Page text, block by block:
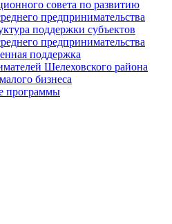
совета по развитию
предпринимательства
поддержки субъектов
предпринимательства
поддержка
Шелеховского района
бизнеса
программы